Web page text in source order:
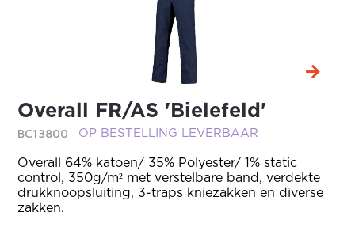
Overall FR/AS 'Bielefeld'
BC13800 OP BESTELLING LEVERBAAR
Overall 64% katoen/ 35% Polyester/ 1% static
control, 350g/m² met verstelbare band, verdekte
drukknoopsluiting, 3-traps kniezakken en diverse
zakken.